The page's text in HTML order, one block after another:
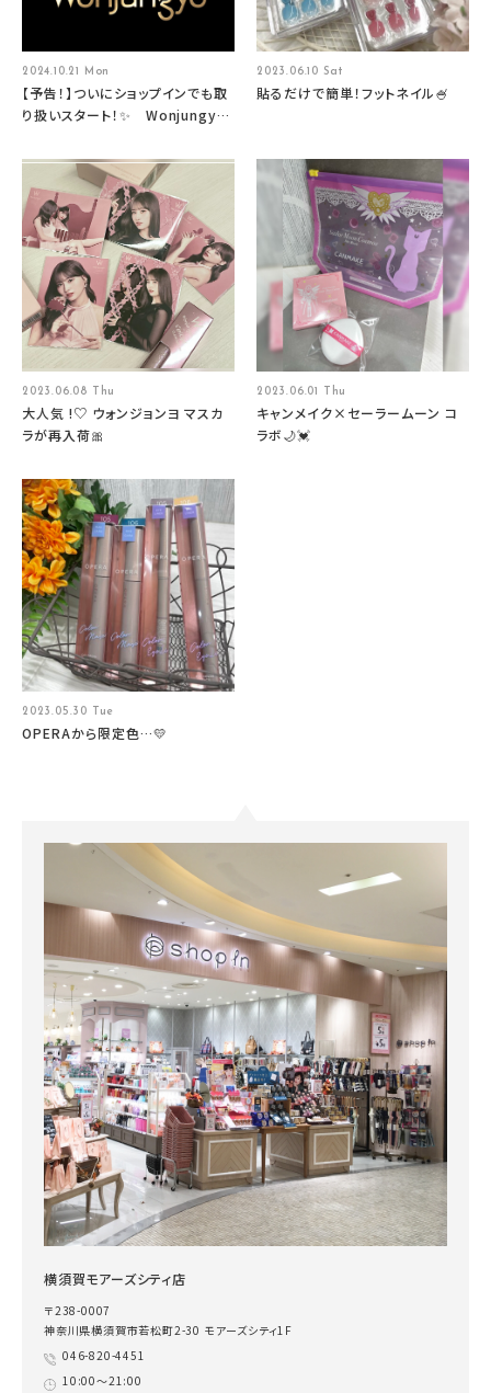
2024.10.21 Mon
【予告！】ついにショップインでも取
り扱いスタート！✨ Wonjungyo
2023.06.10 Sat
貼るだけで簡単！フットネイル🍧
2023.06.08 Thu
大人気 !♡ ウォンジョンヨ マスカ
ラが再入荷🎀
2023.06.01 Thu
キャンメイク×セーラームーン コ
ラボ🌙💓
2023.05.30 Tue
OPERAから限定色…💛
横須賀モアーズシティ店
〒238-0007
神奈川県横須賀市若松町2-30 モアーズシティ1F
046-820-4451
10:00～21:00